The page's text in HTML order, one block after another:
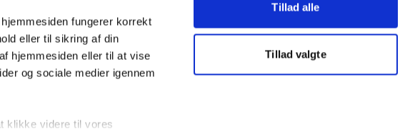
fungerer korrekt
eller til sikring af din
hjemmesiden eller til at vise
og sociale medier igennem
klikke videre til vores
Tillad alle
Tillad valgte